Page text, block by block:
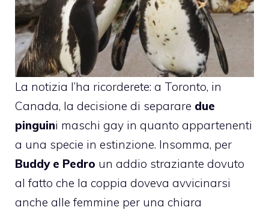
La notizia l’ha ricorderete: a Toronto, in
Canada, la decisione di separare due
pinguini maschi gay in quanto appartenenti
a una specie in estinzione. Insomma, per
Buddy e Pedro un addio straziante dovuto
al fatto che la coppia doveva avvicinarsi
anche alle femmine per una chiara